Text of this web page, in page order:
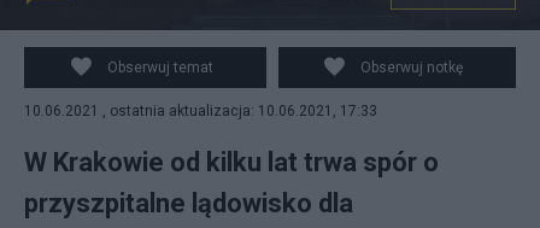
Szpitala im. Narutowicza w Krakowie, fot. strona szpitala
Obserwuj temat Obserwuj notkę
10.06.2021 , ostatnia aktualizacja: 10.06.2021, 17:33
W Krakowie od kilku lat trwa spór o
przyszpitalne lądowisko dla